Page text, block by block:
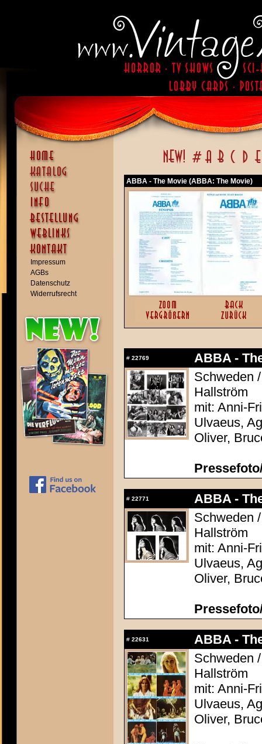
Impressum
AGBs
Datenschutz
Widerrufsrecht
ABBA - The Movie (ABBA: The Movie)
# 22769
ABBA -
Schweden
Hallström
mit: Anni-
Ulvaeus,
Oliver,
# 22771
ABBA -
Schweden
Hallström
mit: Anni-
Ulvaeus,
Oliver,
# 22631
ABBA -
Schweden
Hallström
mit: Anni-
Ulvaeus,
Oliver,